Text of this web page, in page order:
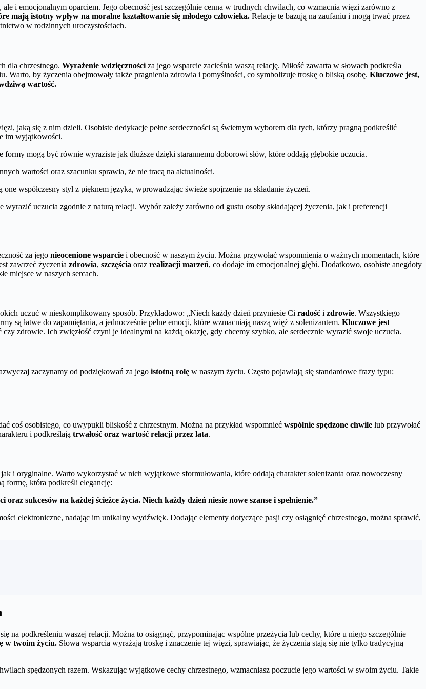
i emocjonalnym oparciem. Jego obecność jest szczególnie cenna w trudnych chwilach, co wzmacnia więzi zarówno z
mają istotny wpływ na moralne kształtowanie się młodego człowieka. Relacje te bazują na zaufaniu i mogą trwać przez
w rodzinnych uroczystościach.
dla chrzestnego. Wyrażenie wdzięczności za jego wsparcie zacieśnia waszą relację. Miłość zawarta w słowach podkreśla
by życzenia obejmowały także pragnienia zdrowia i pomyślności, co symbolizuje troskę o bliską osobę. Kluczowe jest,
wartość.
jaką się z nim dzieli. Osobiste dedykacje pełne serdeczności są świetnym wyborem dla tych, którzy pragną podkreślić
im wyjątkowości.
mogą być równie wyraziste jak dłuższe dzięki starannemu doborowi słów, które oddają głębokie uczucia.
wartości oraz szacunku sprawia, że nie tracą na aktualności.
one współczesny styl z pięknem języka, wprowadzając świeże spojrzenie na składanie życzeń.
uczucia zgodnie z naturą relacji. Wybór zależy zarówno od gustu osoby składającej życzenia, jak i preferencji
za jego nieocenione wsparcie i obecność w naszym życiu. Można przywołać wspomnienia o ważnych momentach, które
zawrzeć życzenia zdrowia, szczęścia oraz realizacji marzeń, co dodaje im emocjonalnej głębi. Dodatkowo, osobiste anegdoty
miejsce w naszych sercach.
uczuć w nieskomplikowany sposób. Przykładowo: „Niech każdy dzień przyniesie Ci radość i zdrowie. Wszystkiego
są łatwe do zapamiętania, a jednocześnie pełne emocji, które wzmacniają naszą więź z solenizantem. Kluczowe jest
czy zdrowie. Ich zwięzłość czyni je idealnymi na każdą okazję, gdy chcemy szybko, ale serdecznie wyrazić swoje uczucia.
zaczynamy od podziękowań za jego istotną rolę w naszym życiu. Często pojawiają się standardowe frazy typu:
coś osobistego, co uwypukli bliskość z chrzestnym. Można na przykład wspomnieć wspólnie spędzone chwile lub przywołać
i podkreślają trwałość oraz wartość relacji przez lata.
i oryginalne. Warto wykorzystać w nich wyjątkowe sformułowania, które oddają charakter solenizanta oraz nowoczesny
formę, która podkreśli elegancję:
sukcesów na każdej ścieżce życia. Niech każdy dzień niesie nowe szanse i spełnienie.”
elektroniczne, nadając im unikalny wydźwięk. Dodając elementy dotyczące pasji czy osiągnięć chrzestnego, można sprawić,
na podkreśleniu waszej relacji. Można to osiągnąć, przypominając wspólne przeżycia lub cechy, które u niego szczególnie
w twoim życiu. Słowa wsparcia wyrażają troskę i znaczenie tej więzi, sprawiając, że życzenia stają się nie tylko tradycyjną
spędzonych razem. Wskazując wyjątkowe cechy chrzestnego, wzmacniasz poczucie jego wartości w swoim życiu. Takie